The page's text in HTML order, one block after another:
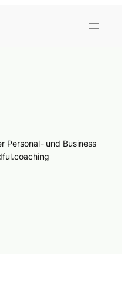
Personal- und Business